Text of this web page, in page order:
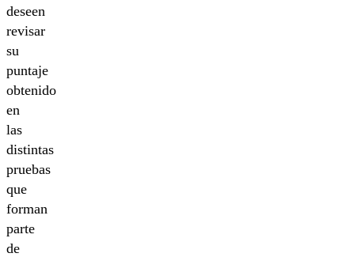
deseen
revisar
su
puntaje
obtenido
en
las
distintas
pruebas
que
forman
parte
de